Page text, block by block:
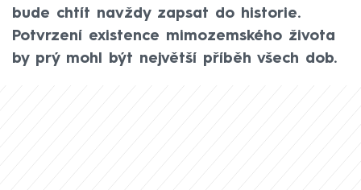
bude chtít navždy zapsat do historie.
Potvrzení existence mimozemského života
by prý mohl být největší příběh všech dob.